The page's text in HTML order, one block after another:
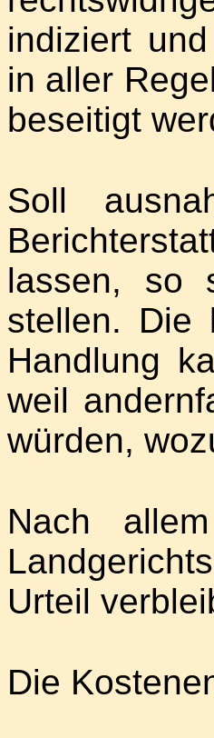
indiziert
in aller
beseitigt
Soll
lassen, so
stellen. Die
Handlung
weil
würden,
Nach
Urteil
Die